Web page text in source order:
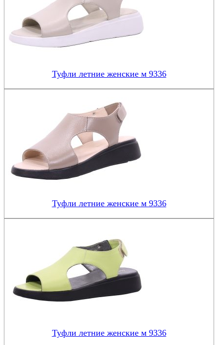
Туфли летние женские м 9336
Туфли летние женские м 9336
Туфли летние женские м 9336